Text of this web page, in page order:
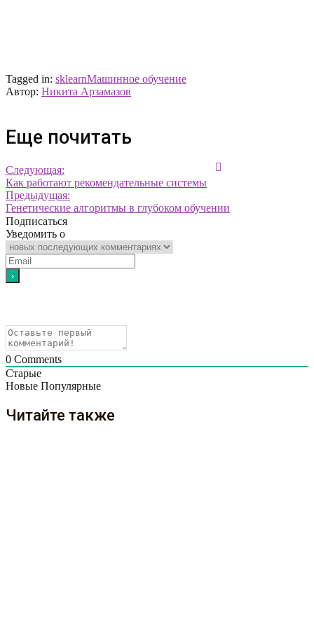
Tagged in: sklearnМашинное обучение
Автор: Никита Арзамазов
Еще почитать
Следующая:
Как работают рекомендательные системы
Предыдущая:
Генетические алгоритмы в глубоком обучении
Подписаться
Уведомить о
0 Comments
Старые
Новые Популярные
Читайте также